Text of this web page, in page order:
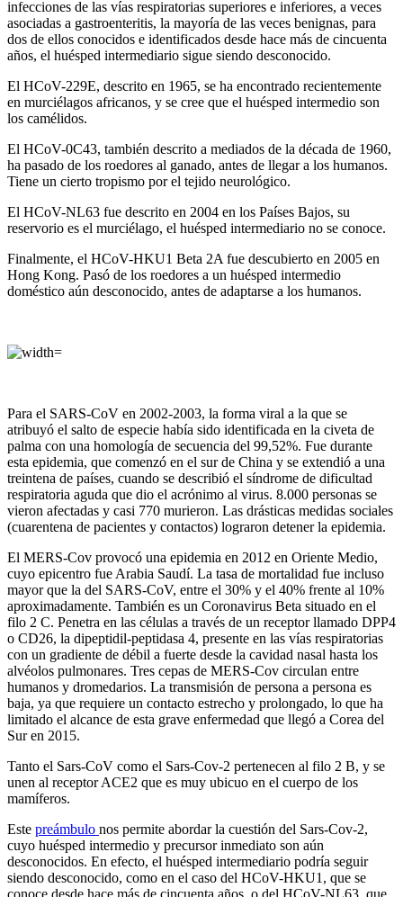
infecciones de las vías respiratorias superiores e inferiores, a veces
asociadas a gastroenteritis, la mayoría de las veces benignas, para
dos de ellos conocidos e identificados desde hace más de cincuenta
años, el huésped intermediario sigue siendo desconocido.
El HCoV-229E, descrito en 1965, se ha encontrado recientemente
en murciélagos africanos, y se cree que el huésped intermedio son
los camélidos.
El HCoV-0C43, también descrito a mediados de la década de 1960,
ha pasado de los roedores al ganado, antes de llegar a los humanos.
Tiene un cierto tropismo por el tejido neurológico.
El HCoV-NL63 fue descrito en 2004 en los Países Bajos, su
reservorio es el murciélago, el huésped intermediario no se conoce.
Finalmente, el HCoV-HKU1 Beta 2A fue descubierto en 2005 en
Hong Kong. Pasó de los roedores a un huésped intermedio
doméstico aún desconocido, antes de adaptarse a los humanos.
Para el SARS-CoV en 2002-2003, la forma viral a la que se
atribuyó el salto de especie había sido identificada en la civeta de
palma con una homología de secuencia del 99,52%. Fue durante
esta epidemia, que comenzó en el sur de China y se extendió a una
treintena de países, cuando se describió el síndrome de dificultad
respiratoria aguda que dio el acrónimo al virus. 8.000 personas se
vieron afectadas y casi 770 murieron. Las drásticas medidas sociales
(cuarentena de pacientes y contactos) lograron detener la epidemia.
El MERS-Cov provocó una epidemia en 2012 en Oriente Medio,
cuyo epicentro fue Arabia Saudí. La tasa de mortalidad fue incluso
mayor que la del SARS-CoV, entre el 30% y el 40% frente al 10%
aproximadamente. También es un Coronavirus Beta situado en el
filo 2 C. Penetra en las células a través de un receptor llamado DPP4
o CD26, la dipeptidil-peptidasa 4, presente en las vías respiratorias
con un gradiente de débil a fuerte desde la cavidad nasal hasta los
alvéolos pulmonares. Tres cepas de MERS-Cov circulan entre
humanos y dromedarios. La transmisión de persona a persona es
baja, ya que requiere un contacto estrecho y prolongado, lo que ha
limitado el alcance de esta grave enfermedad que llegó a Corea del
Sur en 2015.
Tanto el Sars-CoV como el Sars-Cov-2 pertenecen al filo 2 B, y se
unen al receptor ACE2 que es muy ubicuo en el cuerpo de los
mamíferos.
Este preámbulo nos permite abordar la cuestión del Sars-Cov-2,
cuyo huésped intermedio y precursor inmediato son aún
desconocidos. En efecto, el huésped intermediario podría seguir
siendo desconocido, como en el caso del HCoV-HKU1, que se
conoce desde hace más de cincuenta años, o del HCoV-NL63, que